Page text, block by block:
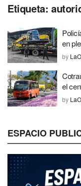
Etiqueta:
en
by
el
by
ESPACIO